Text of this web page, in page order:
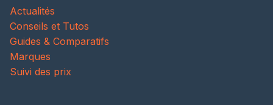
Actualités
Conseils et Tutos
Guides & Comparatifs
Marques
Suivi des prix